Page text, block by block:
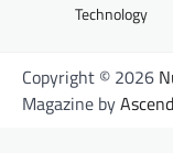
Technology
Copyright © 2026
Magazine by